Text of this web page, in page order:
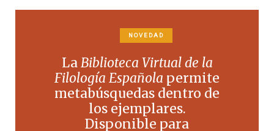
NOVEDAD
LaBiblioteca Virtual de la
Filología Española permite
metabúsquedas dentro de
los ejemplares.
Disponible para